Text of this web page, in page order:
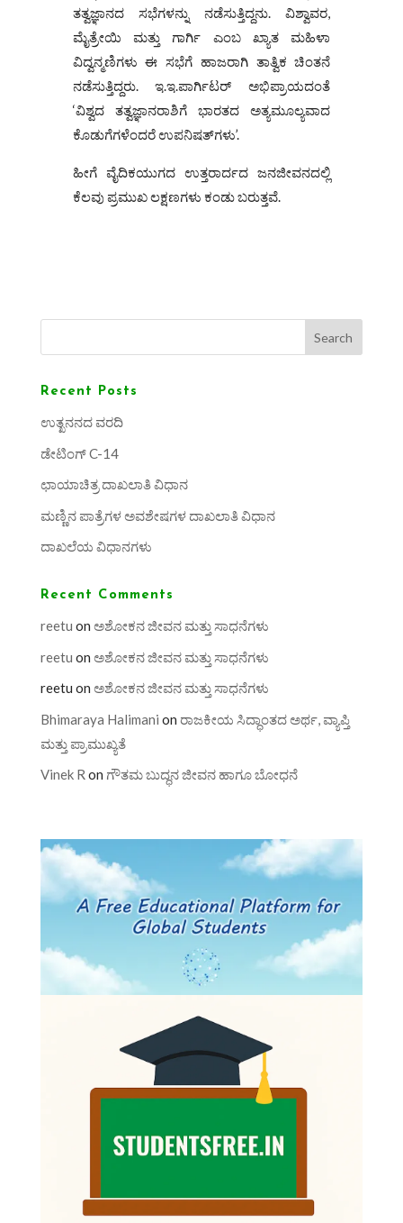
ತತ್ವಜ್ಞಾನದ ಸಭೆಗಳನ್ನು ನಡೆಸುತ್ತಿದ್ದನು. ವಿಶ್ವಾವರ,
ಮೈತ್ರೇಯಿ ಮತ್ತು ಗಾರ್ಗಿ ಎಂಬ ಖ್ಯಾತ ಮಹಿಳಾ
ವಿದ್ವನ್ಮಣಿಗಳು ಈ ಸಭೆಗೆ ಹಾಜರಾಗಿ ತಾತ್ವಿಕ ಚಿಂತನೆ
ನಡೆಸುತ್ತಿದ್ದರು. ಇ.ಇ.ಪಾರ್ಗಿಟರ್ ಅಭಿಪ್ರಾಯದಂತೆ
‘ವಿಶ್ವದ ತತ್ವಜ್ಞಾನರಾಶಿಗೆ ಭಾರತದ ಅತ್ಯಮೂಲ್ಯವಾದ
ಕೊಡುಗೆಗಳೆಂದರೆ ಉಪನಿಷತ್‌ಗಳು’.
ಹೀಗೆ ವೈದಿಕಯುಗದ ಉತ್ತರಾರ್ದದ ಜನಜೀವನದಲ್ಲಿ
ಕೆಲವು ಪ್ರಮುಖ ಲಕ್ಷಣಗಳು ಕಂಡು ಬರುತ್ತವೆ.
Search
Recent Posts
ಉತ್ಖನನದ ವರದಿ
ಡೇಟಿಂಗ್ C-14
ಛಾಯಾಚಿತ್ರ ದಾಖಲಾತಿ ವಿಧಾನ
ಮಣ್ಣಿನ ಪಾತ್ರೆಗಳ ಅವಶೇಷಗಳ ದಾಖಲಾತಿ ವಿಧಾನ
ದಾಖಲೆಯ ವಿಧಾನಗಳು
Recent Comments
reetu on ಅಶೋಕನ ಜೀವನ ಮತ್ತು ಸಾಧನೆಗಳು
reetu on ಅಶೋಕನ ಜೀವನ ಮತ್ತು ಸಾಧನೆಗಳು
reetu on ಅಶೋಕನ ಜೀವನ ಮತ್ತು ಸಾಧನೆಗಳು
Bhimaraya Halimani on ರಾಜಕೀಯ ಸಿದ್ಧಾಂತದ ಅರ್ಥ, ವ್ಯಾಪ್ತಿ
ಮತ್ತು ಪ್ರಾಮುಖ್ಯತೆ
Vinek R on ಗೌತಮ ಬುದ್ಧನ ಜೀವನ ಹಾಗೂ ಬೋಧನೆ